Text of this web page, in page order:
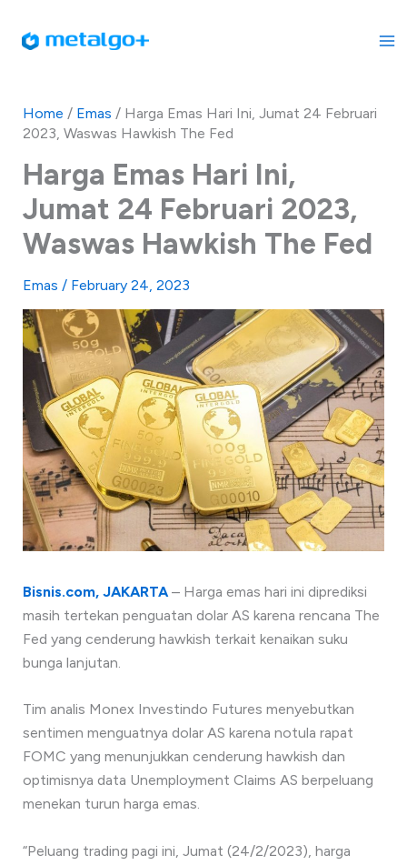
Home / Emas / Harga Emas Hari Ini, Jumat 24 Februari
2023, Waswas Hawkish The Fed
Harga Emas Hari Ini,
Jumat 24 Februari 2023,
Waswas Hawkish The Fed
Emas / February 24, 2023
Bisnis.com, JAKARTA– Harga emas hari ini diprediksi
masih tertekan penguatan dolar AS karena rencana The
Fed yang cenderung hawkish terkait kenaikan suku
bunga lanjutan.
Tim analis Monex Investindo Futures menyebutkan
sentimen menguatnya dolar AS karena notula rapat
FOMC yang menunjukkan cenderung hawkish dan
optimisnya data Unemployment Claims AS berpeluang
menekan turun harga emas.
“Peluang trading pagi ini, Jumat (24/2/2023), harga